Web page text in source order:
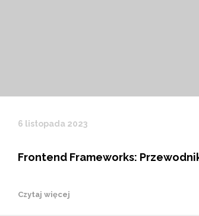
6 listopada 2023
Frontend Frameworks:
Czytaj więcej